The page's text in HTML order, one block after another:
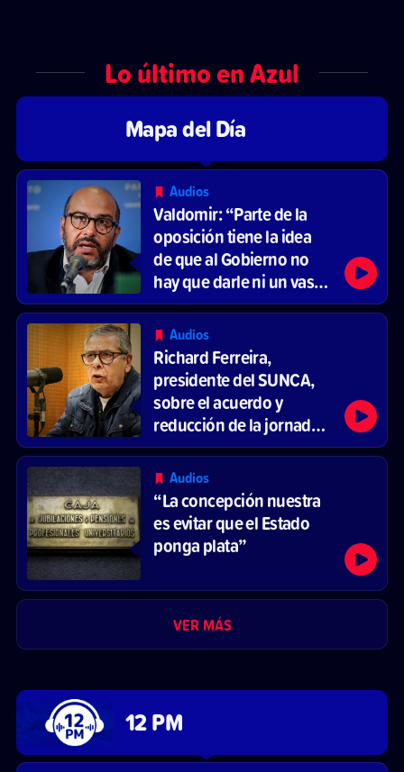
Lo último en Azul
Mapa del Día
Audios
Valdomir: “Parte de la
oposición tiene la idea
de que al Gobierno no
hay que darle ni un vaso
de agua”
Audios
Richard Ferreira,
presidente del SUNCA,
sobre el acuerdo y
reducción de la jornada
laboral
Audios
“La concepción nuestra
es evitar que el Estado
ponga plata”
VER MÁS
12 PM